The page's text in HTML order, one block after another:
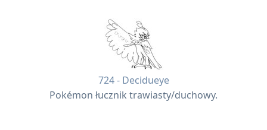
724 - Decidueye
Pokémon łucznik trawiasty/duchowy.